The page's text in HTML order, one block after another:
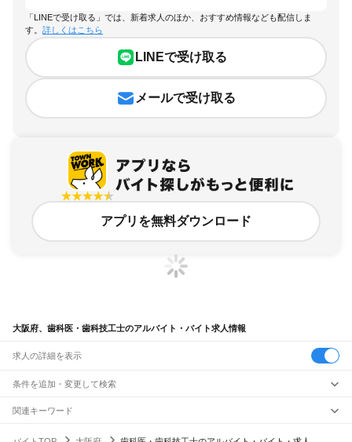
「LINEで受け取る」では、新着求人のほか、おすすめ情報なども配信しま
す。 詳しくはこちら
LINEで受け取る
メールで受け取る
アプリを無料ダウンロード
大阪府、歯科医・歯科技工士のアルバイト・バイト求人情報
求人の詳細を表示
条件を追加・変更して検索
市区町村を追加・変更
駅を追加・変更
関連キーワード